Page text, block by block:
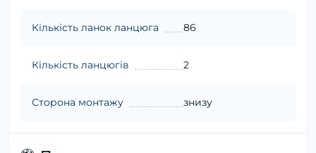
Кількість ланок ланцюга 86
Кількість ланцюгів 2
Сторона монтажу знизу